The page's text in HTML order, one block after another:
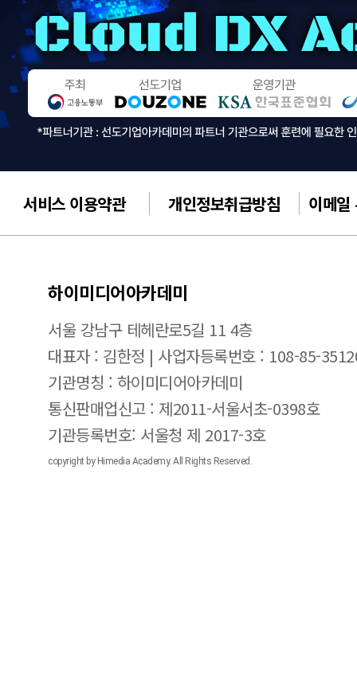
서비스 이용약관 개인정보취급방침 이메일
하이미디어아카데미
서울 강남구 테헤란로5길 11 4층
대표자 : 김한정 | 사업자등록번호 : 108-85-
기관명칭 : 하이미디어아카데미
통신판매업신고 : 제2011-서울서초-0398호
기관등록번호: 서울청 제 2017-3호
copyright by Himedia Academy. All Rights Reserved.